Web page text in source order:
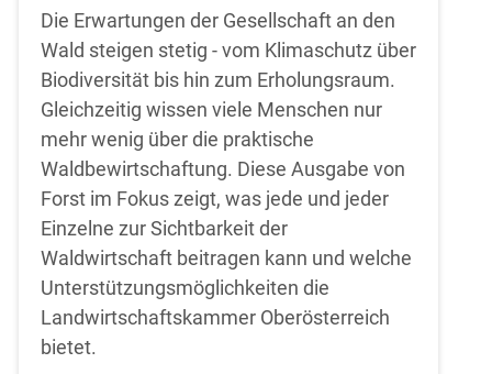
Die Erwartungen der Gesellschaft an den
Wald steigen stetig - vom Klimaschutz über
Biodiversität bis hin zum Erholungsraum.
Gleichzeitig wissen viele Menschen nur
mehr wenig über die praktische
Waldbewirtschaftung. Diese Ausgabe von
Forst im Fokus zeigt, was jede und jeder
Einzelne zur Sichtbarkeit der
Waldwirtschaft beitragen kann und welche
Unterstützungsmöglichkeiten die
Landwirtschaftskammer Oberösterreich
bietet.